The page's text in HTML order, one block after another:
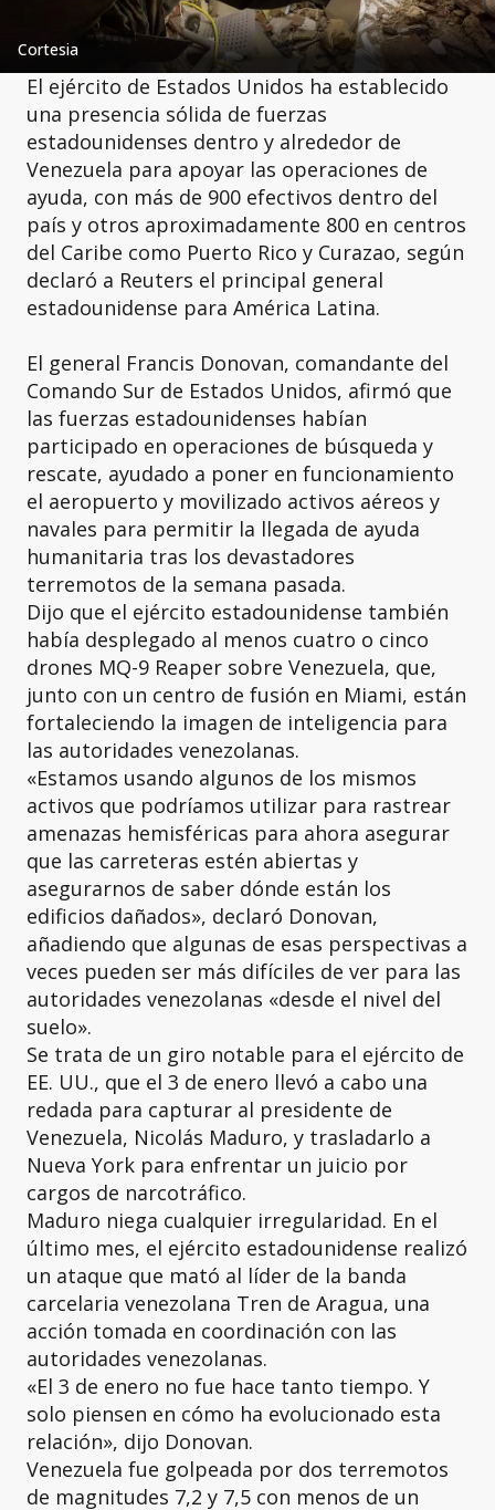
Cortesia
El ejército de Estados Unidos ha establecido
una presencia sólida de fuerzas
estadounidenses dentro y alrededor de
Venezuela para apoyar las operaciones de
ayuda, con más de 900 efectivos dentro del
país y otros aproximadamente 800 en centros
del Caribe como Puerto Rico y Curazao, según
declaró a Reuters el principal general
estadounidense para América Latina.
El general Francis Donovan, comandante del
Comando Sur de Estados Unidos, afirmó que
las fuerzas estadounidenses habían
participado en operaciones de búsqueda y
rescate, ayudado a poner en funcionamiento
el aeropuerto y movilizado activos aéreos y
navales para permitir la llegada de ayuda
humanitaria tras los devastadores
terremotos de la semana pasada.
Dijo que el ejército estadounidense también
había desplegado al menos cuatro o cinco
drones MQ-9 Reaper sobre Venezuela, que,
junto con un centro de fusión en Miami, están
fortaleciendo la imagen de inteligencia para
las autoridades venezolanas.
«Estamos usando algunos de los mismos
activos que podríamos utilizar para rastrear
amenazas hemisféricas para ahora asegurar
que las carreteras estén abiertas y
asegurarnos de saber dónde están los
edificios dañados», declaró Donovan,
añadiendo que algunas de esas perspectivas a
veces pueden ser más difíciles de ver para las
autoridades venezolanas «desde el nivel del
suelo».
Se trata de un giro notable para el ejército de
EE. UU., que el 3 de enero llevó a cabo una
redada para capturar al presidente de
Venezuela, Nicolás Maduro, y trasladarlo a
Nueva York para enfrentar un juicio por
cargos de narcotráfico.
Maduro niega cualquier irregularidad. En el
último mes, el ejército estadounidense realizó
un ataque que mató al líder de la banda
carcelaria venezolana Tren de Aragua, una
acción tomada en coordinación con las
autoridades venezolanas.
«El 3 de enero no fue hace tanto tiempo. Y
solo piensen en cómo ha evolucionado esta
relación», dijo Donovan.
Venezuela fue golpeada por dos terremotos
de magnitudes 7,2 y 7,5 con menos de un